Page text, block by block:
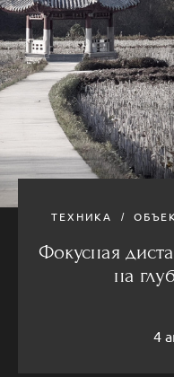
ТЕХНИКА
Фокусная
на
4